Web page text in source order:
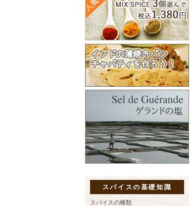
スパイスの基礎知識
スパイスの種類